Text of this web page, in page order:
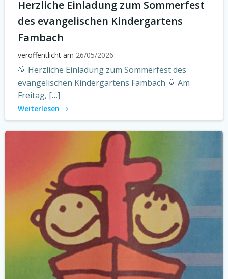
Herzliche Einladung zum Sommerfest
des evangelischen Kindergartens
Fambach
veröffentlicht am 26/05/2026
🌞 Herzliche Einladung zum Sommerfest des
evangelischen Kindergartens Fambach 🌞 Am
Freitag, […]
Weiterlesen